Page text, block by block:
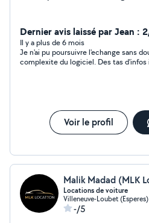
Dernier avis laissé par Jean :
Il y a plus de 6 mois
Je n'ai pu poursuivre l'echange sans
complexite du logiciel. Des tas
Voir le profil
Malik Madad (MLK
Locations de voiture
Villeneuve-Loubet (Esperes)
-/5